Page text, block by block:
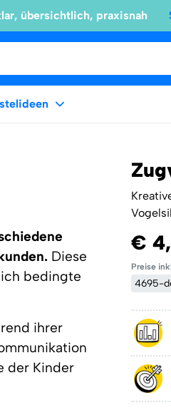
übersichtlich, praxisnah
Diese
bedingte
ihrer
der Kinder
€
Preise
4695-